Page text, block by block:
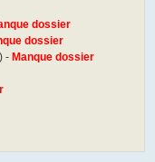
dossier
dossier
- Manque dossier